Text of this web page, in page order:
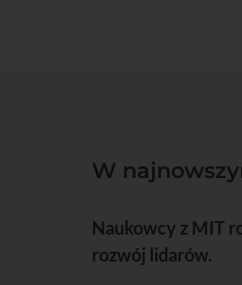
W
Naukowcy z MIT
rozwój lidarów.